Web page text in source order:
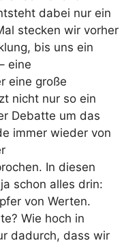
dabei nur ein
stecken wir vorher
bis uns ein
eine
eine große
nicht nur so ein
Debatte um das
immer wieder von
In diesen
schon alles drin:
von Werten.
Wie hoch in
dadurch, dass wir